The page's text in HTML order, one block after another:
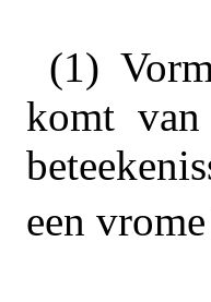
(1)
komt
een vrome